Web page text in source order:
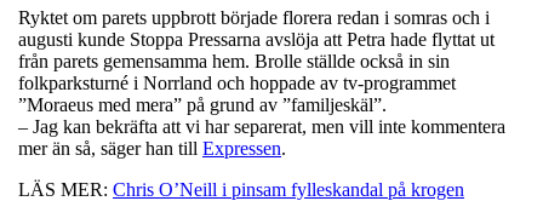
Ryktet om parets uppbrott började florera redan i somras och i
augusti kunde Stoppa Pressarna avslöja att Petra hade flyttat ut
från parets gemensamma hem. Brolle ställde också in sin
folkparksturné i Norrland och hoppade av tv-programmet
”Moraeus med mera” på grund av ”familjeskäl”.
– Jag kan bekräfta att vi har separerat, men vill inte kommentera
mer än så, säger han till Expressen.
LÄS MER: Chris O’Neill i pinsam fylleskandal på krogen